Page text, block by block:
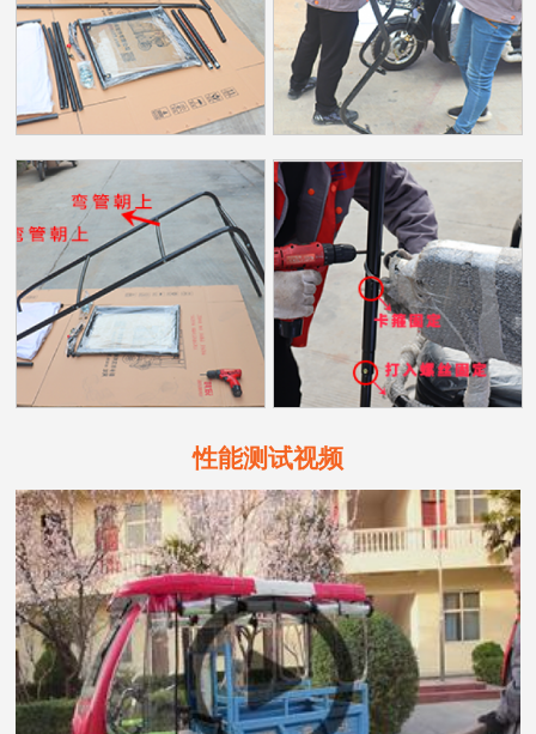
性能测试视频